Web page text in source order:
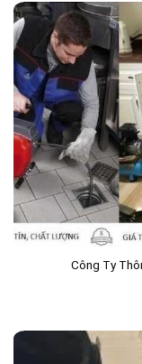
Công Ty